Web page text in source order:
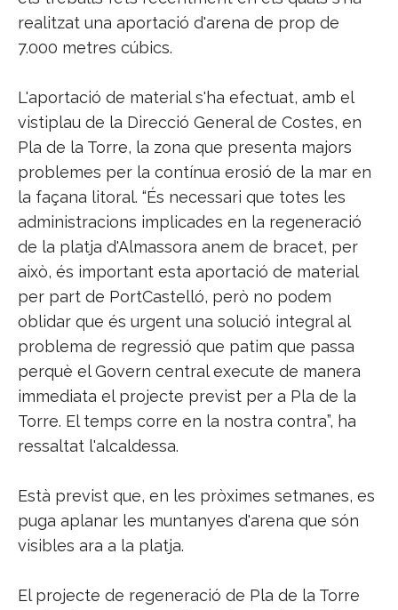
realitzat una aportació d'arena de prop de
7.000 metres cúbics.
L'aportació de material s'ha efectuat, amb el
vistiplau de la Direcció General de Costes, en
Pla de la Torre, la zona que presenta majors
problemes per la contínua erosió de la mar en
la façana litoral. “És necessari que totes les
administracions implicades en la regeneració
de la platja d'Almassora anem de bracet, per
això, és important esta aportació de material
per part de PortCastelló, però no podem
oblidar que és urgent una solució integral al
problema de regressió que patim que passa
perquè el Govern central execute de manera
immediata el projecte previst per a Pla de la
Torre. El temps corre en la nostra contra”, ha
ressaltat l'alcaldessa.
Està previst que, en les pròximes setmanes, es
puga aplanar les muntanyes d'arena que són
visibles ara a la platja.
El projecte de regeneració de Pla de la Torre